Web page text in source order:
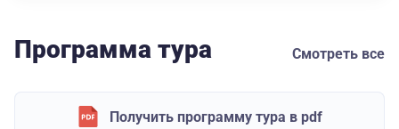
Программа тура Смотреть все
Получить программу тура в pdf